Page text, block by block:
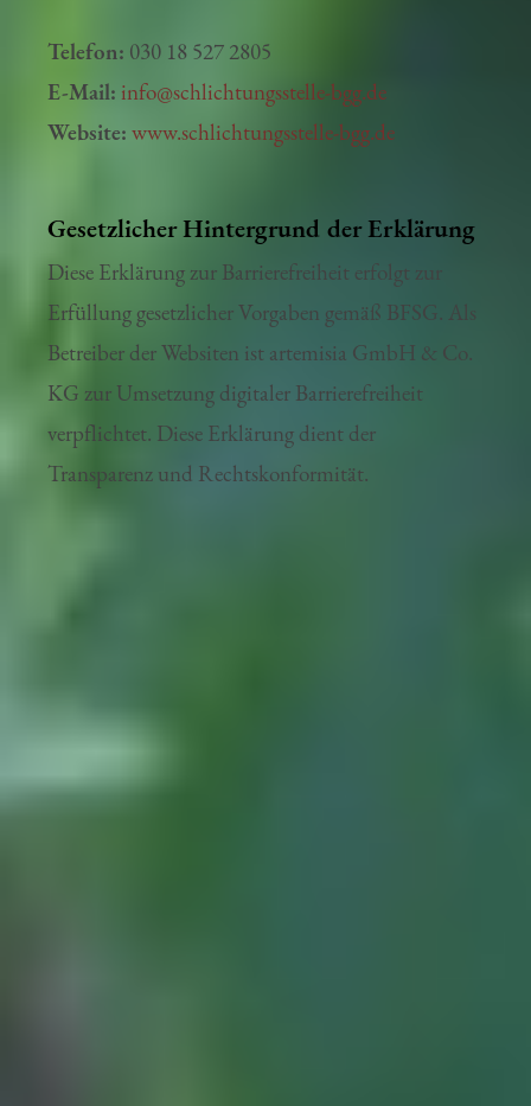
Telefon: 030 18 527 2805
E-Mail: info@schlichtungsstelle-bgg.de
Website: www.schlichtungsstelle-bgg.de
Gesetzlicher Hintergrund der Erklärung
Diese Erklärung zur Barrierefreiheit erfolgt zur
Erfüllung gesetzlicher Vorgaben gemäß BFSG. Als
Betreiber der Websiten ist artemisia GmbH & Co.
KG zur Umsetzung digitaler Barrierefreiheit
verpflichtet. Diese Erklärung dient der
Transparenz und Rechtskonformität.